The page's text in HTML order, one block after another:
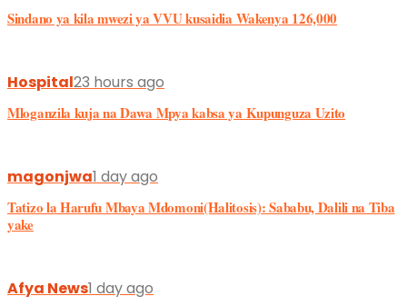
Sindano ya kila mwezi ya VVU kusaidia Wakenya 126,000
Hospital23 hours ago
Mloganzila kuja na Dawa Mpya kabsa ya Kupunguza Uzito
magonjwa1 day ago
Tatizo la Harufu Mbaya Mdomoni(Halitosis): Sababu, Dalili na Tiba
yake
Afya News1 day ago